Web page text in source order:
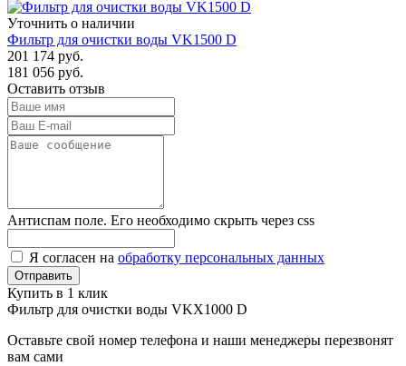
Уточнить о наличии
Фильтр для очистки воды VK1500 D
201 174 руб.
181 056 руб.
Оставить отзыв
Антиспам поле. Его необходимо скрыть через css
Я согласен на обработку персональных данных
Купить в 1 клик
Фильтр для очистки воды VKX1000 D
Оставьте свой номер телефона и наши менеджеры перезвонят
вам сами